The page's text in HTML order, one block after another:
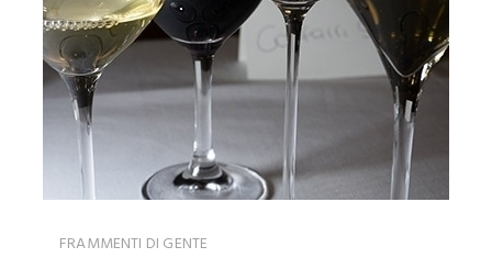
FRAMMENTI DI GENTE